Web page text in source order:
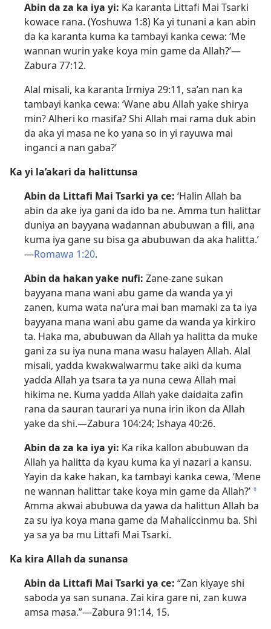
Abin da za ka iya yi: Ka karanta Littafi Mai Tsarki
kowace rana. (Yoshuwa 1:8) Ka yi tunani a kan abin
da ka karanta kuma ka tambayi kanka cewa: ‘Me
wannan wurin yake koya min game da Allah?’​—
Zabura 77:12.
Alal misali, ka karanta Irmiya 29:​11, sa’an nan ka
tambayi kanka cewa: ‘Wane abu Allah yake shirya
min? Alheri ko masifa? Shi Allah mai rama duk abin
da aka yi masa ne ko yana so in yi rayuwa mai
inganci a nan gaba?’
Ka yi la’akari da halittunsa
Abin da Littafi Mai Tsarki ya ce: ‘Halin Allah ba
abin da ake iya gani da ido ba ne. Amma tun halittar
duniya an bayyana wadannan abubuwan a fili, ana
kuma iya gane su bisa ga abubuwan da aka halitta.’​
—Romawa 1:20.
Abin da hakan yake nufi: Zane-zane sukan
bayyana mana wani abu game da wanda ya yi
zanen, kuma wata na’ura mai ban mamaki za ta iya
bayyana mana wani abu game da wanda ya kirkiro
ta. Haka ma, abubuwan da Allah ya halitta da muke
gani za su iya nuna mana wasu halayen Allah. Alal
misali, yadda kwakwalwarmu take aiki da kuma
yadda Allah ya tsara ta ya nuna cewa Allah mai
hikima ne. Kuma yadda Allah yake daidaita zafin
rana da sauran taurari ya nuna irin ikon da Allah
yake da shi.​—Zabura 104:24; Ishaya 40:26.
Abin da za ka iya yi: Ka rika kallon abubuwan da
Allah ya halitta da kyau kuma ka yi nazari a kansu.
Yayin da kake hakan, ka tambayi kanka cewa, ‘Mene
ne wannan halittar take koya min game da Allah?’ a
Amma akwai abubuwa da yawa da halittun Allah ba
za su iya koya mana game da Mahaliccinmu ba. Shi
ya sa ya ba mu Littafi Mai Tsarki.
Ka kira Allah da sunansa
Abin da Littafi Mai Tsarki ya ce: “Zan kiyaye shi
saboda ya san sunana. Zai kira gare ni, zan kuwa
amsa masa.”​—Zabura 91:​14, 15.